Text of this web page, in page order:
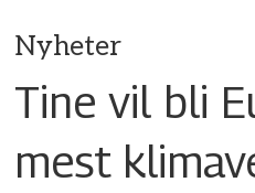
Nyheter
Tine vil bli
mest